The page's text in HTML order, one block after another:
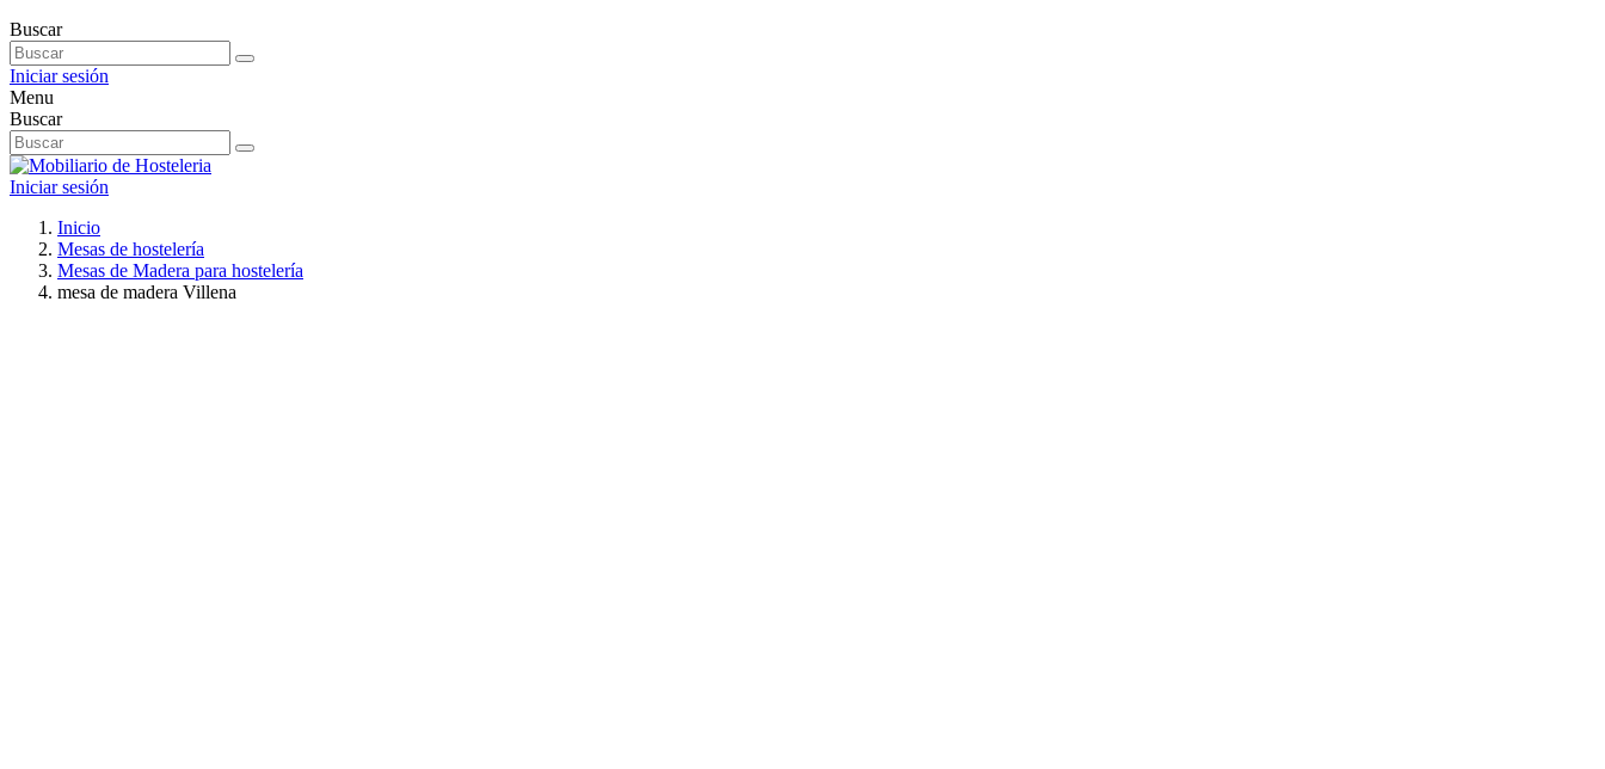
Buscar
Iniciar sesión
Menu
Buscar
Iniciar sesión
Inicio
Mesas de hostelería
Mesas de Madera para hostelería
mesa de madera Villena